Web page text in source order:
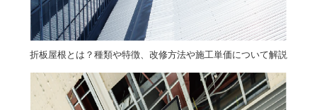
折板屋根とは？種類や特徴、改修方法や施工単価について解説